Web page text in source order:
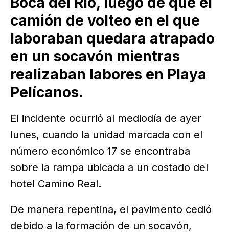
camión de volteo en el que
laboraban quedara atrapado
en un socavón mientras
realizaban labores en Playa
Pelícanos.
El incidente ocurrió al mediodía de ayer
lunes, cuando la unidad marcada con el
número económico 17 se encontraba
sobre la rampa ubicada a un costado del
hotel Camino Real.
De manera repentina, el pavimento cedió
debido a la formación de un socavón,